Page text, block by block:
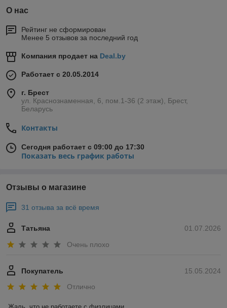
О нас
Рейтинг не сформирован
Менее 5 отзывов за последний год
Компания продает на Deal.by
Работает с 20.05.2014
г. Брест
ул. Краснознаменная, 6, пом.1-36 (2 этаж), Брест,
Беларусь
Контакты
Сегодня работает с 09:00 до 17:30
Показать весь график работы
Отзывы о магазине
31 отзыва за всё время
01.07.2026
Татьяна
Очень плохо
15.05.2024
Покупатель
Отлично